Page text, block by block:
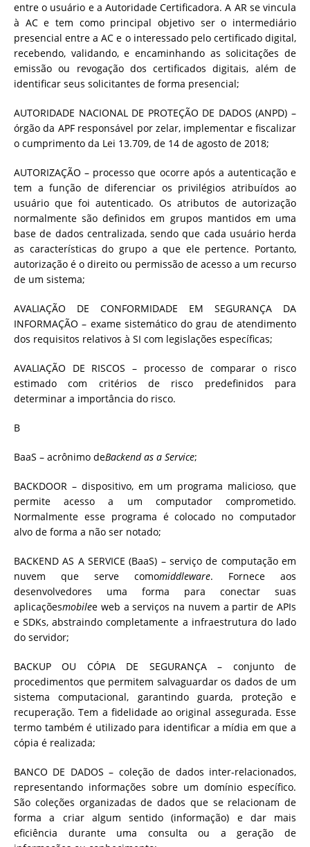
entre o usuário e a Autoridade Certificadora. A AR se vincula
à AC e tem como principal objetivo ser o intermediário
presencial entre a AC e o interessado pelo certificado digital,
recebendo, validando, e encaminhando as solicitações de
emissão ou revogação dos certificados digitais, além de
identificar seus solicitantes de forma presencial;
AUTORIDADE NACIONAL DE PROTEÇÃO DE DADOS (ANPD) –
órgão da APF responsável por zelar, implementar e fiscalizar
o cumprimento da Lei 13.709, de 14 de agosto de 2018;
AUTORIZAÇÃO – processo que ocorre após a autenticação e
tem a função de diferenciar os privilégios atribuídos ao
usuário que foi autenticado. Os atributos de autorização
normalmente são definidos em grupos mantidos em uma
base de dados centralizada, sendo que cada usuário herda
as características do grupo a que ele pertence. Portanto,
autorização é o direito ou permissão de acesso a um recurso
de um sistema;
AVALIAÇÃO DE CONFORMIDADE EM SEGURANÇA DA
INFORMAÇÃO – exame sistemático do grau de atendimento
dos requisitos relativos à SI com legislações específicas;
AVALIAÇÃO DE RISCOS – processo de comparar o risco
estimado com critérios de risco predefinidos para
determinar a importância do risco.
B
BaaS – acrônimo deBackend as a Service;
BACKDOOR – dispositivo, em um programa malicioso, que
permite acesso a um computador comprometido.
Normalmente esse programa é colocado no computador
alvo de forma a não ser notado;
BACKEND AS A SERVICE (BaaS) – serviço de computação em
nuvem que serve comomiddleware. Fornece aos
desenvolvedores uma forma para conectar suas
aplicaçõesmobilee web a serviços na nuvem a partir de APIs
e SDKs, abstraindo completamente a infraestrutura do lado
do servidor;
BACKUP OU CÓPIA DE SEGURANÇA – conjunto de
procedimentos que permitem salvaguardar os dados de um
sistema computacional, garantindo guarda, proteção e
recuperação. Tem a fidelidade ao original assegurada. Esse
termo também é utilizado para identificar a mídia em que a
cópia é realizada;
BANCO DE DADOS – coleção de dados inter-relacionados,
representando informações sobre um domínio específico.
São coleções organizadas de dados que se relacionam de
forma a criar algum sentido (informação) e dar mais
eficiência durante uma consulta ou a geração de